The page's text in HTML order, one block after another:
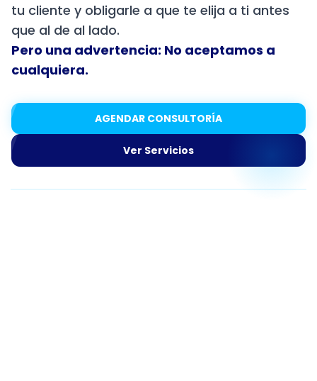
tu cliente y obligarle a que te elija a ti antes
que al de al lado.
Pero una advertencia: No aceptamos a
cualquiera.
AGENDAR CONSULTORÍA
Ver Servicios